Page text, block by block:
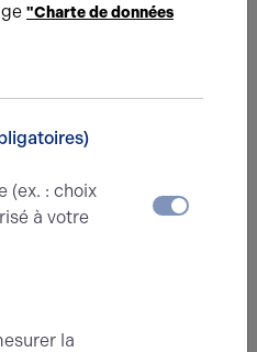
j'accepte que
"Charte de données
(ex. : choix
à votre
la